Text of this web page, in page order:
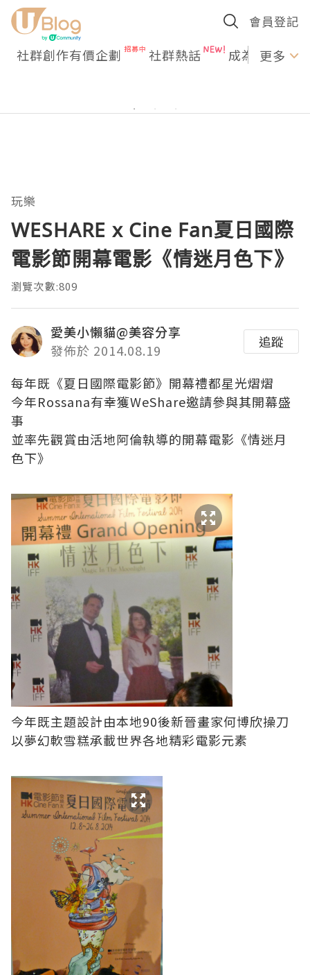
會員登記
社群創作有價企劃 社群熱話 成為U更多
玩樂
WESHARE x Cine Fan夏日國際
電影節開幕電影《情迷月色下》
瀏覽次數:809
愛美小懶貓@美容分享
發佈於 2014.08.19
追蹤
每年既《夏日國際電影節》開幕禮都星光熠熠
今年Rossana有幸獲WeShare邀請參與其開幕盛
事
並率先觀賞由活地阿倫執導的開幕電影《情迷月
色下》
今年既主題設計由本地90後新晉畫家何博欣操刀
以夢幻軟雪糕承載世界各地精彩電影元素